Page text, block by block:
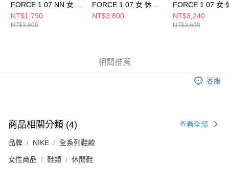
FORCE 1 07 NN 女 休
閒鞋 DV3808102
NT$1,790
NT$3,600
FORCE 1 07 女 休閒
鞋 IM7510262
NT$3,800
FORCE 1 07 女
鞋 DD8959100
NT$3,240
NT$3,600
相關推薦
客服
商品相關分類 (4) 查看全部
品牌 NIKE 全系列鞋款
女性商品 鞋類 休閒鞋